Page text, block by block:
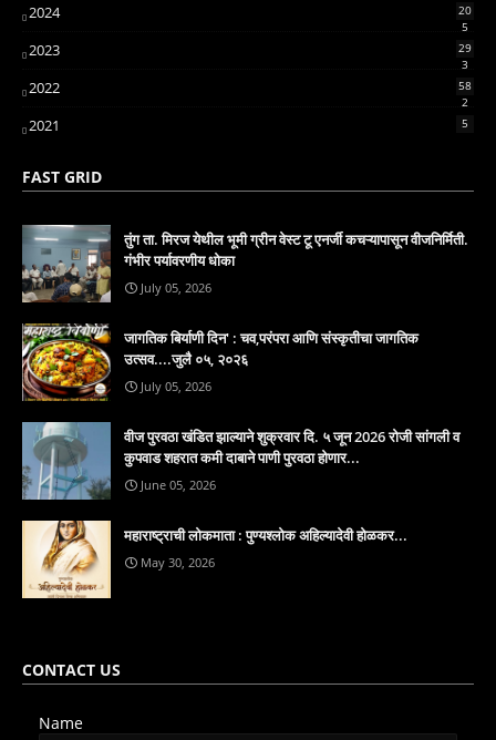
2024
20
5
2023
29
3
2022
58
2
2021 5
FAST GRID
तुंग ता. मिरज येथील भूमी ग्रीन वेस्ट टू एनर्जी कचऱ्यापासून वीजनिर्मिती.
गंभीर पर्यावरणीय धोका
July 05, 2026
जागतिक बिर्याणी दिन' : चव,परंपरा आणि संस्कृतीचा जागतिक
उत्सव....जुलै ०५, २०२६
July 05, 2026
वीज पुरवठा खंडित झाल्याने शुक्रवार दि. ५ जून 2026 रोजी सांगली व
कुपवाड शहरात कमी दाबाने पाणी पुरवठा होणार...
June 05, 2026
महाराष्ट्राची लोकमाता : पुण्यश्लोक अहिल्यादेवी होळकर...
May 30, 2026
CONTACT US
Name